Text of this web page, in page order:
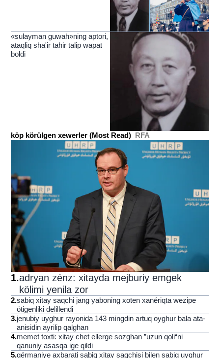
«sulayman guwah»ning aptori,
ataqliq sha'ir tahir talip wapat
boldi
köp körülgen xewerler (Most Read) RFA
1.adryan zénz: xitayda mejburiy emgek
kölimi yenila zor
2.sabiq xitay saqchi jang yaboning xoten xanériqta wezipe
ötigenliki delillendi
3.jenubiy uyghur rayonida 143 mingdin artuq oyghur bala ata-
anisidin ayrilip qalghan
4.memet toxti: xitay chet ellerge sozghan ”uzun qoli“ni
qanuniy asasqa ige qildi
5.gérmaniye axbarati sabiq xitay saqchisi bilen sabiq uyghur